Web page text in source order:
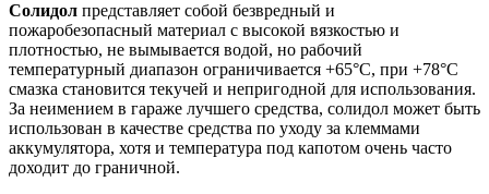
Солидол представляет собой безвредный и
пожаробезопасный материал с высокой вязкостью и
плотностью, не вымывается водой, но рабочий
температурный диапазон ограничивается +65°С, при +78°С
смазка становится текучей и непригодной для использования.
За неимением в гараже лучшего средства, солидол может быть
использован в качестве средства по уходу за клеммами
аккумулятора, хотя и температура под капотом очень часто
доходит до граничной.